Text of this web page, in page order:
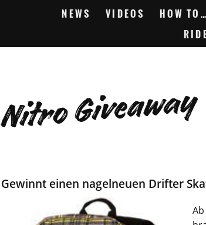
NEWS VIDEOS HOW
Nitro Giveaway
Gewinnt einen nagelneuen Drifter